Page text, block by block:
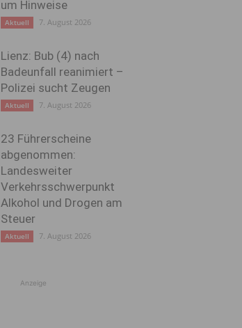
um Hinweise
Aktuell 7. August 2026
Lienz: Bub (4) nach
Badeunfall reanimiert –
Polizei sucht Zeugen
Aktuell 7. August 2026
23 Führerscheine
abgenommen:
Landesweiter
Verkehrsschwerpunkt
Alkohol und Drogen am
Steuer
Aktuell 7. August 2026
Anzeige